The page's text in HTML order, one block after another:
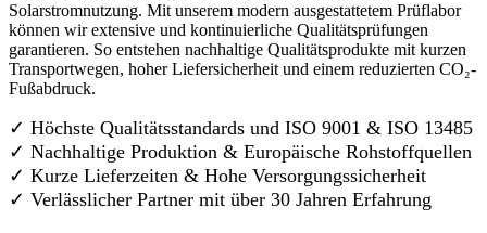
Solarstromnutzung. Mit unserem modern ausgestattetem Prüflabor
können wir extensive und kontinuierliche Qualitätsprüfungen
garantieren. So entstehen nachhaltige Qualitätsprodukte mit kurzen
Transportwegen, hoher Liefersicherheit und einem reduzierten CO₂-
Fußabdruck.
✓ Höchste Qualitätsstandards und ISO 9001 & ISO 13485
✓ Nachhaltige Produktion & Europäische Rohstoffquellen
✓ Kurze Lieferzeiten & Hohe Versorgungssicherheit
✓ Verlässlicher Partner mit über 30 Jahren Erfahrung